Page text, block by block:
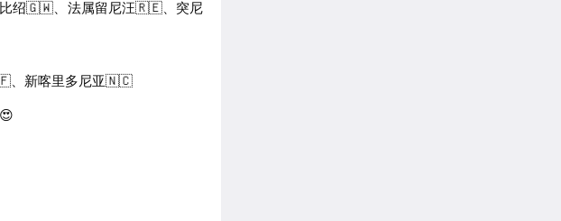
绍🇬🇼、法属留尼汪🇷🇪、突尼
、新喀里多尼亚🇳🇨